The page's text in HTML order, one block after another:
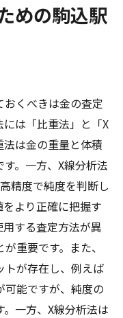
めの駒込駅
くべきは金の査定
は「比重法」と「X
は金の重量と体積
。一方、X線分析法
精度で純度を判断し
より正確に把握す
する査定方法が異
重要です。また、
トが存在し、例えば
能ですが、純度の
一方、X線分析法は